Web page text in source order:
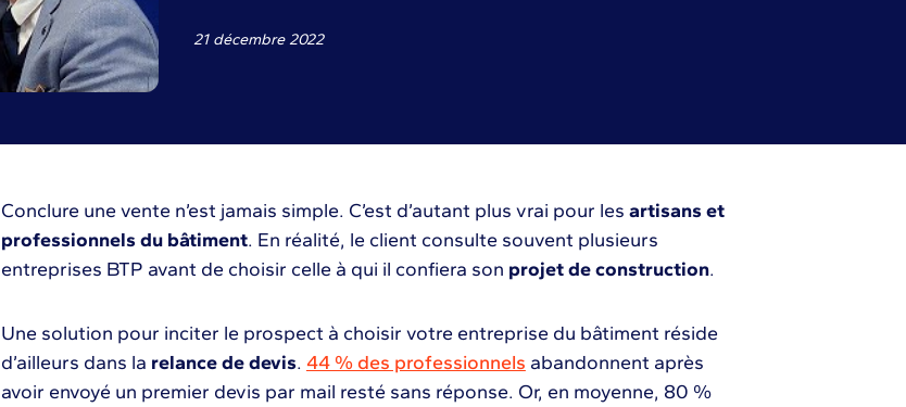
21 décembre 2022
Conclure une vente n’est jamais simple. C’est d’autant plus vrai pour les artisans et
professionnels du bâtiment. En réalité, le client consulte souvent plusieurs
entreprises BTP avant de choisir celle à qui il confiera son projet de construction.
Une solution pour inciter le prospect à choisir votre entreprise du bâtiment réside
d’ailleurs dans la relance de devis. 44 % des professionnels abandonnent après
avoir envoyé un premier devis par mail resté sans réponse. Or, en moyenne, 80 %